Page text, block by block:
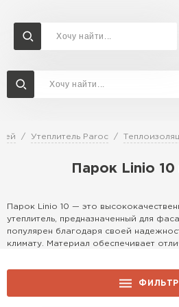
Утеплитель Paroc
Парок Linio 10
Парок Linio 10 — это
утеплитель, предназначенный для
популярен благодаря своей
климату. Материал обеспечивает
коммерческих зданий, где требуется
Доставка и оплата
Перейти в каталог
Утеплитель
ПЕРЕЙТИ
Утеплитель Rockwool
Утеплитель Knauf